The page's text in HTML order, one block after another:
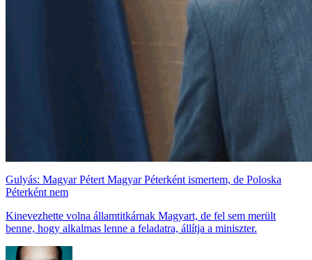
Gulyás: Magyar Pétert Magyar Péterként ismertem, de Poloska
Péterként nem
Kinevezhette volna államtitkárnak Magyart, de fel sem merült
benne, hogy alkalmas lenne a feladatra, állítja a miniszter.